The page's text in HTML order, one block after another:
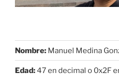
Nombre: Manuel Medina
Edad:47 en decimal o 0x2F